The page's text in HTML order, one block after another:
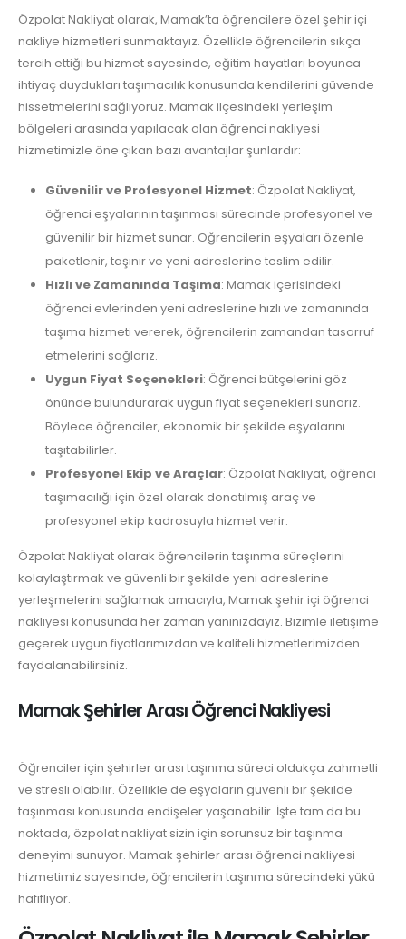
Özpolat Nakliyat olarak, Mamak’ta öğrencilere özel şehir içi
nakliye hizmetleri sunmaktayız. Özellikle öğrencilerin sıkça
tercih ettiği bu hizmet sayesinde, eğitim hayatları boyunca
ihtiyaç duydukları taşımacılık konusunda kendilerini güvende
hissetmelerini sağlıyoruz. Mamak ilçesindeki yerleşim
bölgeleri arasında yapılacak olan öğrenci nakliyesi
hizmetimizle öne çıkan bazı avantajlar şunlardır:
Güvenilir ve Profesyonel Hizmet: Özpolat Nakliyat,
öğrenci eşyalarının taşınması sürecinde profesyonel ve
güvenilir bir hizmet sunar. Öğrencilerin eşyaları özenle
paketlenir, taşınır ve yeni adreslerine teslim edilir.
Hızlı ve Zamanında Taşıma: Mamak içerisindeki
öğrenci evlerinden yeni adreslerine hızlı ve zamanında
taşıma hizmeti vererek, öğrencilerin zamandan tasarruf
etmelerini sağlarız.
Uygun Fiyat Seçenekleri: Öğrenci bütçelerini göz
önünde bulundurarak uygun fiyat seçenekleri sunarız.
Böylece öğrenciler, ekonomik bir şekilde eşyalarını
taşıtabilirler.
Profesyonel Ekip ve Araçlar: Özpolat Nakliyat, öğrenci
taşımacılığı için özel olarak donatılmış araç ve
profesyonel ekip kadrosuyla hizmet verir.
Özpolat Nakliyat olarak öğrencilerin taşınma süreçlerini
kolaylaştırmak ve güvenli bir şekilde yeni adreslerine
yerleşmelerini sağlamak amacıyla, Mamak şehir içi öğrenci
nakliyesi konusunda her zaman yanınızdayız. Bizimle iletişime
geçerek uygun fiyatlarımızdan ve kaliteli hizmetlerimizden
faydalanabilirsiniz.
Mamak Şehirler Arası Öğrenci Nakliyesi
Öğrenciler için şehirler arası taşınma süreci oldukça zahmetli
ve stresli olabilir. Özellikle de eşyaların güvenli bir şekilde
taşınması konusunda endişeler yaşanabilir. İşte tam da bu
noktada, özpolat nakliyat sizin için sorunsuz bir taşınma
deneyimi sunuyor. Mamak şehirler arası öğrenci nakliyesi
hizmetimiz sayesinde, öğrencilerin taşınma sürecindeki yükü
hafifliyor.